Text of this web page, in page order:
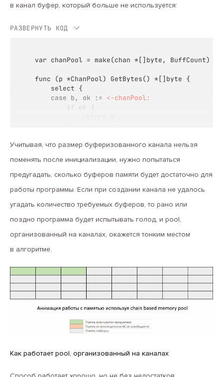
в канал буфер, который больше не используется:
var chanPool = make(chan *[]byte, BuffCount)
func (p *ChanPool) GetBytes() *[]byte {
	case b, ok :=
<-chanPool:
if
ok {
}
return &b
}
func (p *ChanPool) PutBytes(b *[]byte) {
if cap(*b) > ContentCap {
	}
	return
РАЗВЕРНУТЬ КОД
Учитывая, что размер буферизованного канала нельзя
поменять после инициализации, нужно попытаться
предугадать, сколько буферов памяти будет достаточно для
работы программы. Если при создании канала не удалось
угадать количество требуемых буферов, то рано или
поздно программа будет испытывать голод, и pool,
организованный на каналах, окажется тонким местом
в алгоритме.
Как работает pool, организованный на каналах